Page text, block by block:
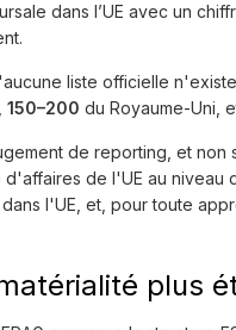
dans l’UE avec un
liste officielle
150–200 du Royaume-Uni,
de reporting, et
de l'UE au niveau
l'UE, et, pour toute
plus